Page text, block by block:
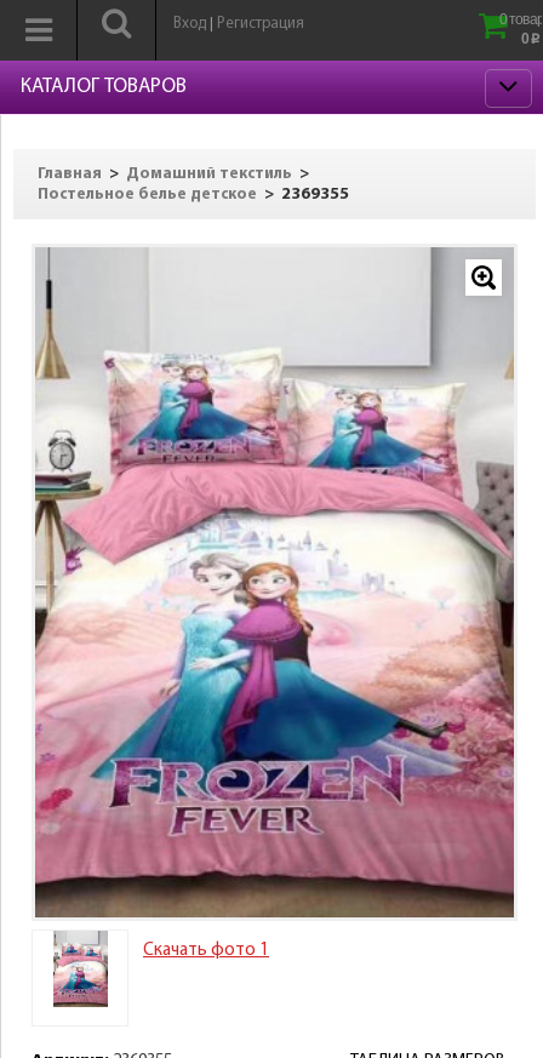
Вход Регистрация
0
0 p
КАТАЛОГ ТОВАРОВ
Главная > Домашний текстиль >
Постельное белье детское > 2369355
Скачать фото 1